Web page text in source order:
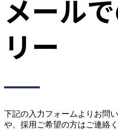
メール
リー
下記の入力フォームよりお問
や、採用ご希望の方はご連絡く